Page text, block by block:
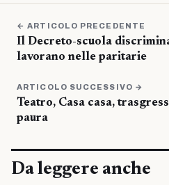
← ARTICOLO PRECEDENTE
Il Decreto-scuola
lavorano nelle paritarie
ARTICOLO SUCCESSIVO →
Teatro, Casa casa,
paura
Da leggere anche